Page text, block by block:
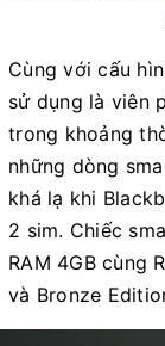
Cùng với cấu
sử dụng là viên
trong khoảng
những dòng
khá lạ khi
2 sim. Chiếc
RAM 4GB cùng
và Bronze